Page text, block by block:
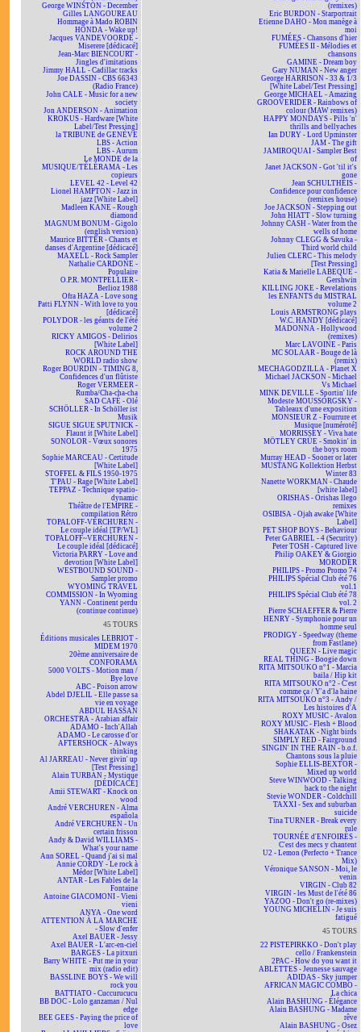
George WINSTON - December
Gilles LANGOUREAU
Hommage à Mado ROBIN
HONDA - Wake up!
Jacques VANDEVOORDE -
Miserere [dédicacé]
Jean-Marc BIENCOURT -
Jingles d'imitations
Jimmy HALL - Cadillac tracks
Joe DASSIN - CBS 66343
(Radio France)
John CALE - Music for a new
society
Jon ANDERSON - Animation
KROKUS - Hardware [White
Label/Test Pressing]
la TRIBUNE de GENÈVE
LBS - Action
LBS - Aurum
Le MONDE de la
MUSIQUE/TÉLÉRAMA - Les
copieurs
LEVEL 42 - Level 42
Lionel HAMPTON - Jazz in
jazz [White Label]
Madleen KANE - Rough
diamond
MAGNUM BONUM - Gigolo
(english version)
Maurice BITTER - Chants et
danses d'Argentine [dédicacé]
MAXELL - Rock Sampler
Nathalie CARDONE -
Populaire
O.P.R. MONTPELLIER -
Berlioz 1988
Ofra HAZA - Love song
Patti FLYNN - With love to you
[dédicacé]
POLYDOR - les géants de l'été
volume 2
RICKY AMIGOS - Delirios
[White Label]
ROCK AROUND THE
WORLD radio show
Roger BOURDIN - TIMING 8,
Confidences d'un flûtiste
Roger VERMEER -
Rumba/Cha-cha-cha
SAD CAFÉ - Olé
SCHÖLLER - In Schöller ist
Musik
SIGUE SIGUE SPUTNICK -
Flaunt it [White Label]
SONOLOR - Vœux sonores
1975
Sophie MARCEAU - Certitude
[White Label]
STOFFEL & FILS 1950-1975
T'PAU - Rage [White Label]
TEPPAZ - Technique spatio-
dynamic
Théâtre de l'EMPIRE -
compilation Rétro
TOPALOFF-VERCHUREN -
Le couple idéal [TP/WL]
TOPALOFF~VERCHUREN -
Le couple idéal [dédicacé]
Victoria PARRY - Love and
devotion [White Label]
WESTBOUND SOUND -
Sampler promo
WYOMING TRAVEL
COMMISSION - In Wyoming
YANN - Continent perdu
(continue continue)
45 TOURS
Éditions musicales LEBRIOT -
MIDEM 1970
20ème anniversaire de
CONFORAMA
5000 VOLTS - Motion man /
Bye love
ABC - Poison arrow
Abdel DJELIL - Elle passe sa
vie en voyage
ABDUL HASSAN
ORCHESTRA - Arabian affair
ADAMO - Inch'Allah
ADAMO - Le carosse d'or
AFTERSHOCK - Always
thinking
Al JARREAU - Never givin' up
[Test Pressing]
Alain TURBAN - Mystique
[DÉDICACÉ]
Amii STEWART - Knock on
wood
André VERCHUREN - Alma
española
André VERCHUREN - Un
certain frisson
Andy & David WILLIAMS -
What's your name
Ann SOREL - Quand j'ai si mal
Annie CORDY - Le rock à
Médor [White Label]
ANTAR - Les Fables de la
Fontaine
Antoine GIACOMONI - Vieni
vieni
ANYA - One word
ATTENTION À LA MARCHE
- Slow d'enfer
Axel BAUER - Jessy
Axel BAUER - L'arc-en-ciel
BARGES - La pitxuri
Barry WHITE - Put me in your
mix (radio edit)
BASSLINE BOYS - We will
rock you
BATTIATO - Cuccurucucu
BB DOC - Lolo ganzaman / Nul
edge
BEE GEES - Paying the price of
love
(remixes)
Eric BURDON - Starportrait
Etienne DAHO - Mon manège à
moi
FUMÉES - Chansons d'hier
FUMÉES II - Mélodies et
chansons
GAMINE - Dream boy
Gary NUMAN - New anger
George HARRISON - 33 & 1/3
[White Label/Test Pressing]
George MICHAEL - Amazing
GROOVERIDER - Rainbows of
colour (MAW remixes)
HAPPY MONDAYS - Pills 'n'
thrills and bellyaches
Ian DURY - Lord Upminster
JAM - The gift
JAMIROQUAI - Sampler Best
of
Janet JACKSON - Got 'til it's
gone
Jean SCHULTHEIS -
Confidence pour confidence
(remixes house)
Joe JACKSON - Stepping out
John HIATT - Slow turning
Johnny CASH - Water from the
wells of home
Johnny CLEGG & Savuka -
Third world child
Julien CLERC - This melody
[Test Pressing]
Katia & Marielle LABEQUE -
Gershwin
KILLING JOKE - Revelations
les ENFANTS du MISTRAL
volume 2
Louis ARMSTRONG plays
W.C. HANDY [dédicacé]
MADONNA - Hollywood
(remixes)
Marc LAVOINE - Paris
MC SOLAAR - Bouge de là
(remix)
MECHAGODZILLA - Planet X
Michael JACKSON - Michael
Vs Michael
MINK DEVILLE - Sportin' life
Modeste MOUSSORGSKY -
Tableaux d'une exposition
MONSIEUR Z - Fourrure et
Musique [numéroté]
MORRISSEY - Viva hate
MÖTLEY CRÜE - Smokin' in
the boys room
Murray HEAD - Sooner or later
MUSTANG Kollektion Herbst
Winter 83
Nanette WORKMAN - Chaude
[white label]
ORISHAS - Orishas llego
remixes
OSIBISA - Ojah awake [White
Label]
PET SHOP BOYS - Behaviour
Peter GABRIEL - 4 (Security)
Peter TOSH - Captured live
Philip OAKEY & Giorgio
MORODER
PHILIPS - Promo Promo 74
PHILIPS Spécial Club été 76
vol.1
PHILIPS Spécial Club été 78
vol. 2
Pierre SCHAEFFER & Pierre
HENRY - Symphonie pour un
homme seul
PRODIGY - Speedway (theme
from Fastlane)
QUEEN - Live magic
REAL THING - Boogie down
RITA MITSOUKO n°1 - Marcia
baila / Hip kit
RITA MITSOUKO n°2 - C'est
comme ça / Y'a d'la haine
RITA MITSOUKO n°3 - Andy /
Les histoires d'A
ROXY MUSIC - Avalon
ROXY MUSIC - Flesh + Blood
SHAKATAK - Night birds
SIMPLY RED - Fairground
SINGIN' IN THE RAIN - b.o.f.
Chantons sous la pluie
Sophie ELLIS-BEXTOR -
Mixed up world
Steve WINWOOD - Talking
back to the night
Stevie WONDER - Coldchill
TAXXI - Sex and suburban
suicide
Tina TURNER - Break every
rule
TOURNÉE d'ENFOIRÉS -
C'est des mecs y chantent
U2 - Lemon (Perfecto + Trance
Mix)
Véronique SANSON - Moi, le
venin
VIRGIN - Club 82
VIRGIN - les Must de l'été 86
YAZOO - Don't go (re-mixes)
YOUNG MICHELIN - Je suis
fatigué
45 TOURS
22 PISTEPIRKKO - Don't play
cello / Frankenstein
2PAC - How do you want it
ABLETTES - Jeunesse sauvage
ADIDAS - Sky jumper
AFRICAN MAGIC COMBO -
La chica
Alain BASHUNG - Élégance
Alain BASHUNG - Madame
rêve
Alain BASHUNG - Osez